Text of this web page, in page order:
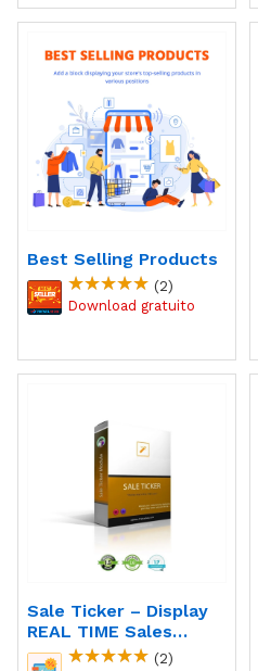
Best Selling Products
(2)
Sale Ticker – Display
REAL TIME Sales
Module
(2)